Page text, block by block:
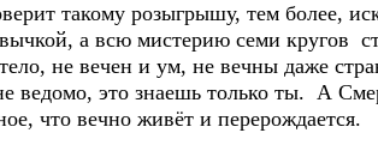
такому розыгрышу, тем более,
а всю мистерию семи кругов
не вечен и ум, не вечны даже
ведомо, это знаешь только ты. А
что вечно живёт и перерождается.